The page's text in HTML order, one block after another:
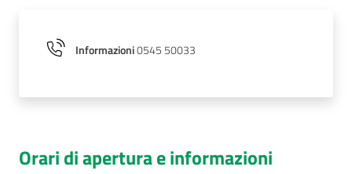
Informazioni0545 50033
Orari di apertura e informazioni